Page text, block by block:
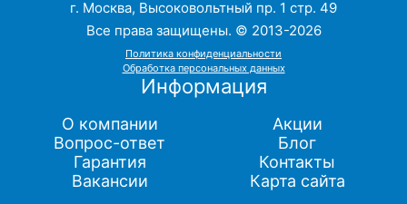
г. Москва, Высоковольтный пр. 1 стр. 49
Все права защищены. © 2013-2026
Политика конфиденциальности
Обработка персональных данных
Информация
О компании
Вопрос-ответ
Гарантия
Вакансии
Акции
Блог
Контакты
Карта сайта